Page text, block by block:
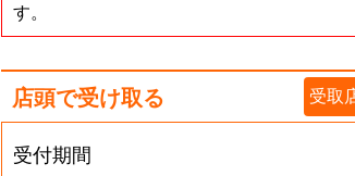
す。
店頭で受け取る 受取
受付期間